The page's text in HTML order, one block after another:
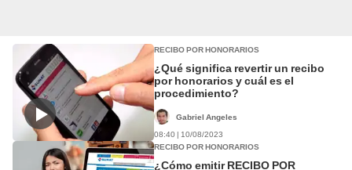
RECIBO POR HONORARIOS
¿Qué significa revertir un recibo
por honorarios y cuál es el
procedimiento?
Gabriel Angeles
08:40 | 10/08/2023
RECIBO POR HONORARIOS
¿Cómo emitir RECIBO POR